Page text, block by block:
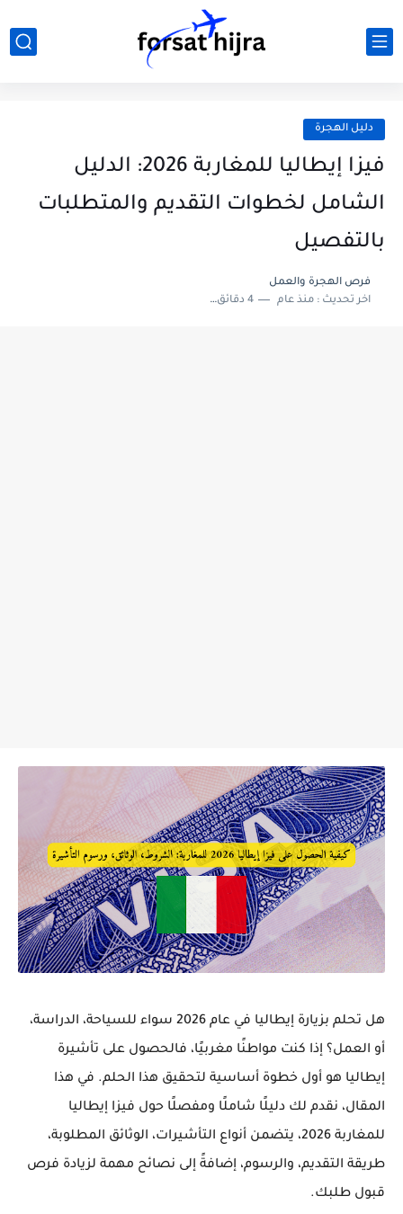
دليل الهجرة
فيزا إيطاليا للمغاربة 2026: الدليل
الشامل لخطوات التقديم والمتطلبات
بالتفصيل
فرص الهجرة والعمل
اخر تحديث :منذ عام 4 دقائق للقراءة
هل تحلم بزيارة إيطاليا في عام 2026 سواء للسياحة، الدراسة،
أو العمل؟ إذا كنت مواطنًا مغربيًا، فالحصول على تأشيرة
إيطاليا هو أول خطوة أساسية لتحقيق هذا الحلم. في هذا
المقال، نقدم لك دليلًا شاملًا ومفصلًا حول فيزا إيطاليا
للمغاربة 2026
، يتضمن أنواع التأشيرات، الوثائق المطلوبة،
طريقة التقديم، والرسوم، إضافةً إلى نصائح مهمة لزيادة فرص
قبول طلبك.